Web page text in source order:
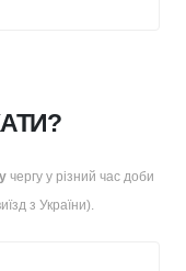
чергу у різний час доби
з України).